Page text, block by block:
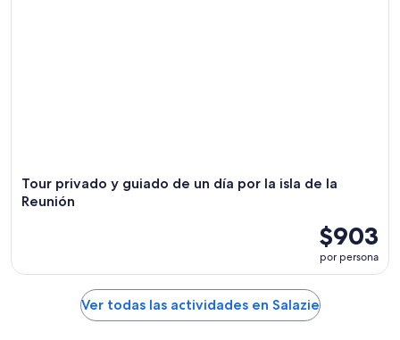
Tour privado y guiado de un día por la isla de la
Reunión
$903
por persona
Ver todas las actividades en Salazie